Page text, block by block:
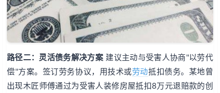
路径二：灵活债务解决方案 建议主动与受害人协商"以劳代
偿"方案。签订劳务协议，用技术或劳动抵扣债务。某地曾
出现木匠师傅通过为受害人装修房屋抵扣8万元退赔款的创